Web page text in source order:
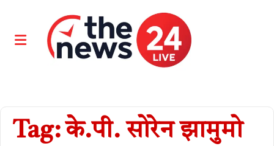
Tag: के.पी. सोरेन झामुमो